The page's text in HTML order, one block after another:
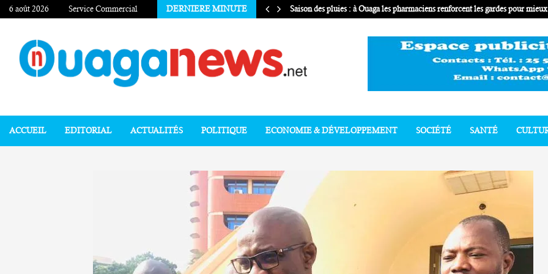
6 août 2026 Service Commercial DERNIERE MINUTE Saison des pluies : à Ouaga les pharmaciens renforcent les gardes pour
ACCUEIL EDITORIAL ACTUALITÉS POLITIQUE ECONOMIE & DÉVELOPPEMENT SOCIÉTÉ SANTÉ